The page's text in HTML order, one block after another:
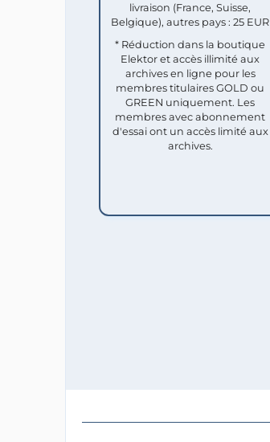
livraison (France, Suisse,
Belgique), autres pays : 25 EUR
* Réduction dans la boutique
Elektor et accès illimité aux
archives en ligne pour les
membres titulaires GOLD ou
GREEN uniquement. Les
membres avec abonnement
d'essai ont un accès limité aux
archives.